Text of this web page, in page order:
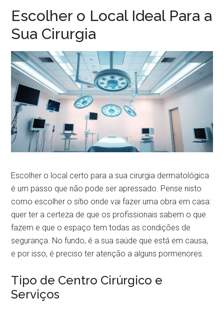
Escolher o Local Ideal Para a
Sua Cirurgia
Escolher o local certo para a sua cirurgia dermatológica
é um passo que não pode ser apressado. Pense nisto
como escolher o sítio onde vai fazer uma obra em casa:
quer ter a certeza de que os profissionais sabem o que
fazem e que o espaço tem todas as condições de
segurança. No fundo, é a sua saúde que está em causa,
e por isso, é preciso ter atenção a alguns pormenores.
Tipo de Centro Cirúrgico e
Serviços